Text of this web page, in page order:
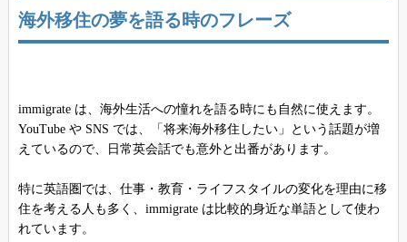
海外移住の夢を語る時のフレーズ
immigrate は、海外生活への憧れを語る時にも自然に使えます。
YouTube や SNS では、「将来海外移住したい」という話題が増
えているので、日常英会話でも意外と出番があります。
特に英語圏では、仕事・教育・ライフスタイルの変化を理由に移
住を考える人も多く、immigrate は比較的身近な単語として使わ
れています。